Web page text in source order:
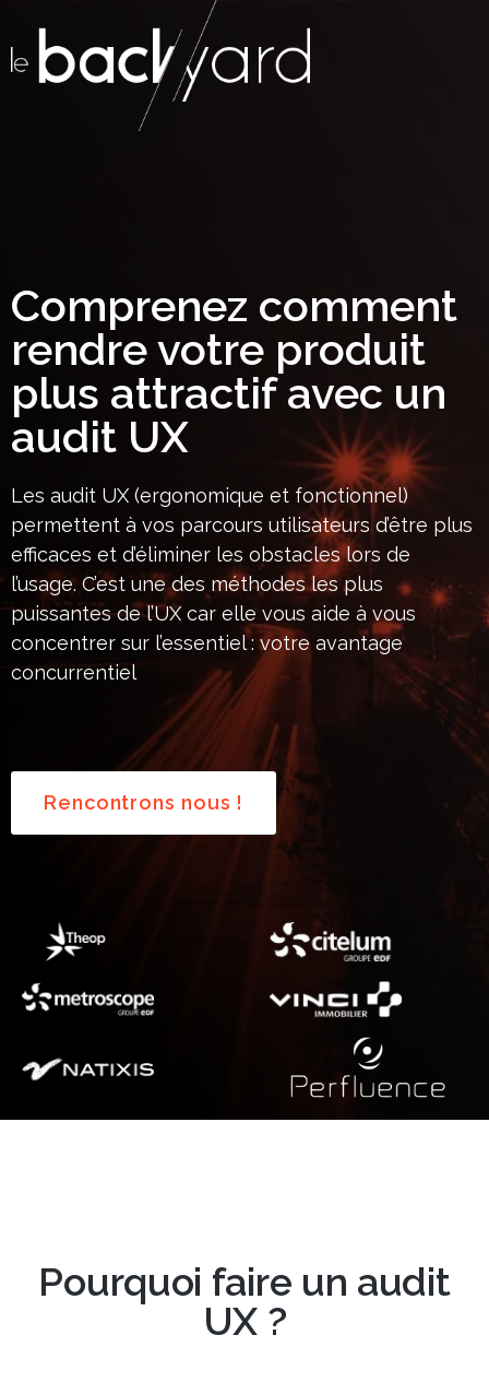
Comprenez comment
rendre votre produit
plus attractif avec un
audit UX
Les audit UX (ergonomique et fonctionnel)
permettent à vos parcours utilisateurs d’être plus
efficaces et d’éliminer les obstacles lors de
l’usage. C’est une des méthodes les plus
puissantes de l’UX car elle vous aide à vous
concentrer sur l’essentiel : votre avantage
concurrentiel
Rencontrons nous !
Pourquoi faire un audit
UX ?